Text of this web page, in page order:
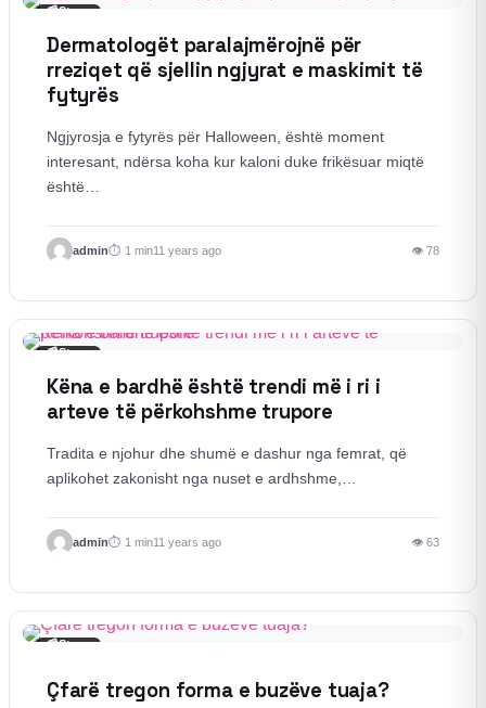
📰Story
Dermatologët paralajmërojnë për
rreziqet që sjellin ngjyrat e maskimit të
fytyrës
Ngjyrosja e fytyrës për Halloween, është moment
interesant, ndërsa koha kur kaloni duke frikësuar miqtë
është…
admin 1 min11 years ago 👁 78
📰Story
Këna e bardhë është trendi më i ri i
arteve të përkohshme trupore
Tradita e njohur dhe shumë e dashur nga femrat, që
aplikohet zakonisht nga nuset e ardhshme,…
admin 1 min11 years ago 👁 63
📰Story
Çfarë tregon forma e buzëve tuaja?